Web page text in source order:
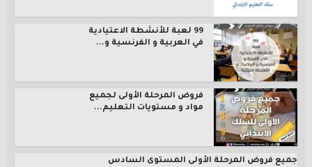
99 لعبة للأنشطة الاعتيادية
في العربية و الفرنسية و...
فروض المرحلة الأولى لجميع
مواد و مستويات التعليم...
جميع فروض المرحلة الأولى المستوى السادس